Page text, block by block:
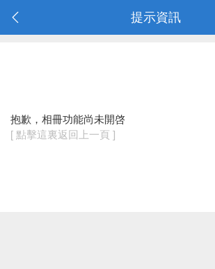
提示資訊
抱歉，相冊功能尚未開啓
[ 點擊這裏返回上一頁 ]